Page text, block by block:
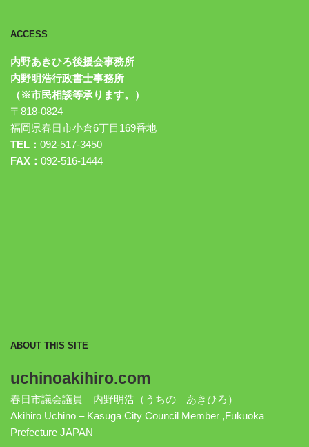
ACCESS
内野あきひろ後援会事務所
内野明浩行政書士事務所
（※市民相談等承ります。）
〒818-0824
福岡県春日市小倉6丁目169番地
TEL： 092-517-3450
FAX： 092-516-1444
ABOUT THIS SITE
uchinoakihiro.com
春日市議会議員 内野明浩（うちの あきひろ）
Akihiro Uchino – Kasuga City Council Member ,Fukuoka
Prefecture JAPAN